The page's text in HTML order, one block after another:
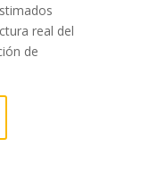
real del
de